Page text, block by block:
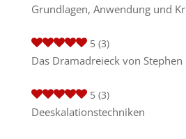
Grundlagen, Anwendung und
5 (3)
Das Dramadreieck von Stephen
5 (3)
Deeskalationstechniken